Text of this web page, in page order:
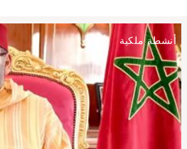
أنشطة ملكية